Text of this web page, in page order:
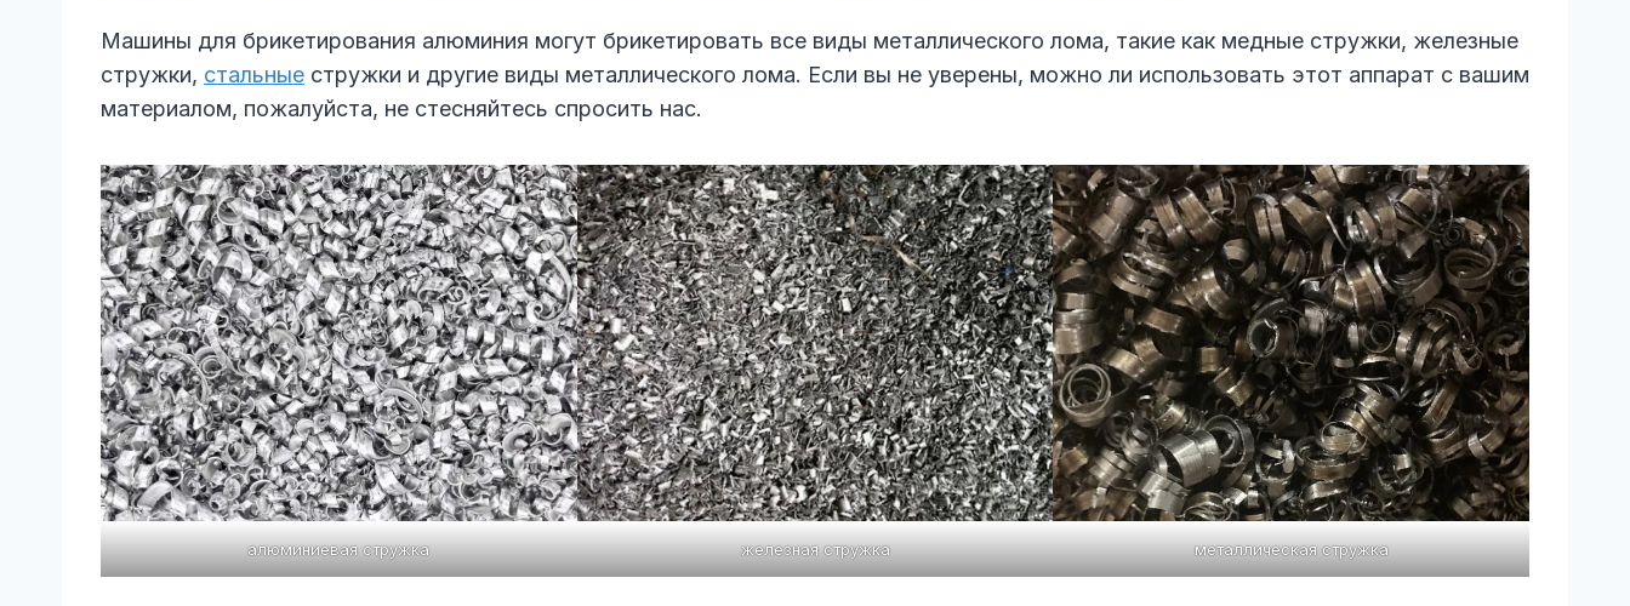
Машины для брикетирования алюминия могут брикетировать все виды металлического лома, такие как медные стружки, железные
стружки, стальные стружки и другие виды металлического лома. Если вы не уверены, можно ли использовать этот аппарат с вашим
материалом, пожалуйста, не стесняйтесь спросить нас.
алюминиевая стружка железная стружка металлическая стружка